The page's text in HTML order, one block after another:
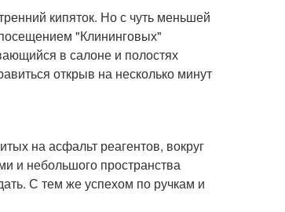
кипяток. Но с чуть меньшей
"Клининговых"
в салоне и полостях
открыв на несколько минут
на асфальт реагентов, вокруг
и небольшого пространства
С тем же успехом по ручкам и